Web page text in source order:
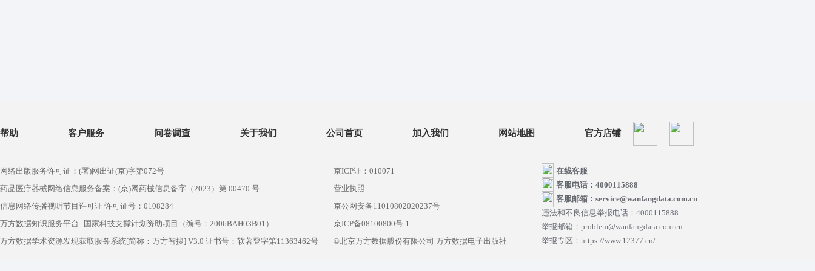
帮助 客户服务 问卷调查 关于我们 公司首页 加入我们 网站地图 官方店铺
网络出版服务许可证：(署)网出证(京)字第072号
药品医疗器械网络信息服务备案：(京)网药械信息备字（2023）第 00470 号
信息网络传播视听节目许可证 许可证号：0108284
万方数据知识服务平台--国家科技支撑计划资助项目（编号：2006BAH03B01）
万方数据学术资源发现获取服务系统[简称：万方智搜] V3.0 证书号：软著登字第11363462号
京ICP证：010071
营业执照
京公网安备11010802020237号
京ICP备08100800号-1
©北京万方数据股份有限公司 万方数据电子出版社
在线客服
客服电话：4000115888
客服邮箱：service@wanfangdata.com.cn
违法和不良信息举报电话：4000115888
举报邮箱：problem@wanfangdata.com.cn
举报专区：https://www.12377.cn/